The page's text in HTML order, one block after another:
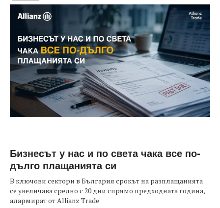
Бизнесът у нас и по света чака все по-
дълго плащанията си
В ключови сектори в България срокът на разплащанията
се увеличава средно с 20 дни спрямо предходната година,
алармират от Allianz Trade